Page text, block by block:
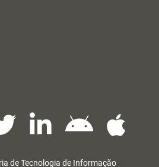
de Tecnologia de Informação